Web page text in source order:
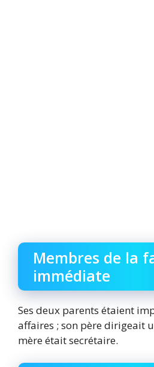
Membres de la
immédiate
Ses deux parents étaient
affaires ; son père dirigeait
mère était secrétaire.